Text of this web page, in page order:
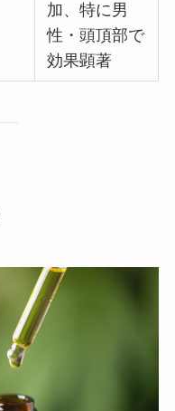
加、特に男
性・頭頂部で
効果顕著